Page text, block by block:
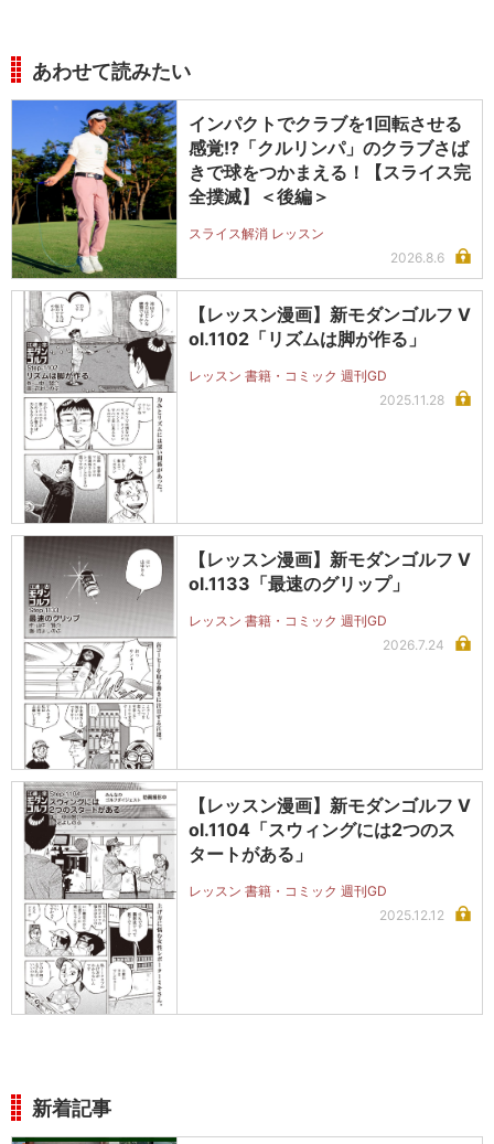
あわせて読みたい
インパクトでクラブを1回転させる
感覚!?「クルリンパ」のクラブさば
きで球をつかまえる！【スライス完
全撲滅】＜後編＞
スライス解消 レッスン
2026.8.6
【レッスン漫画】新モダンゴルフ V
ol.1102「リズムは脚が作る」
レッスン 書籍・コミック 週刊GD
2025.11.28
【レッスン漫画】新モダンゴルフ V
ol.1133「最速のグリップ」
レッスン 書籍・コミック 週刊GD
2026.7.24
【レッスン漫画】新モダンゴルフ V
ol.1104「スウィングには2つのス
タートがある」
レッスン 書籍・コミック 週刊GD
2025.12.12
新着記事